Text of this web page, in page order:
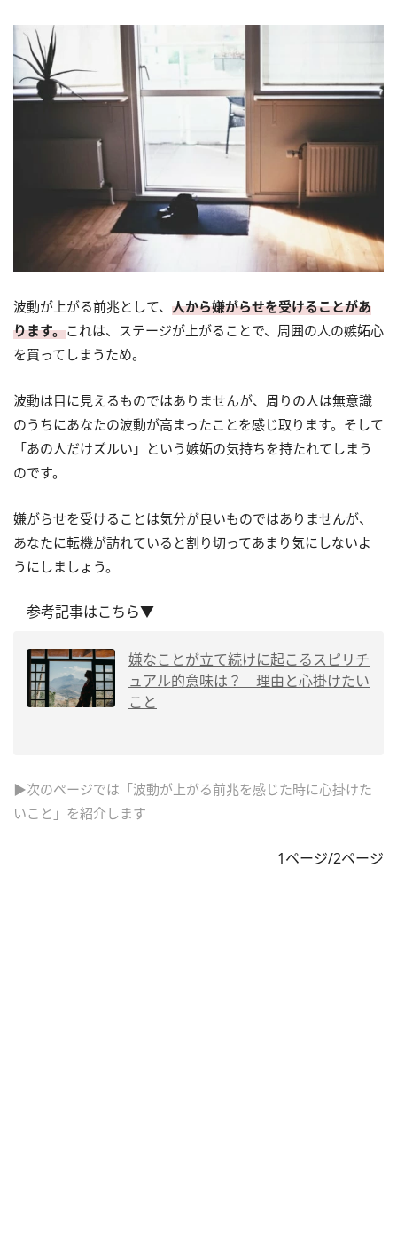
波動が上がる前兆として、 人から嫌がらせを受けることがあ
ります。これは、ステージが上がることで、周囲の人の嫉妬心
を買ってしまうため。
波動は目に見えるものではありませんが、周りの人は無意識
のうちにあなたの波動が高まったことを感じ取ります。そして
「あの人だけズルい」という嫉妬の気持ちを持たれてしまう
のです。
嫌がらせを受けることは気分が良いものではありませんが、
あなたに転機が訪れていると割り切ってあまり気にしないよ
うにしましょう。
参考記事はこちら▼
嫌なことが立て続けに起こるスピリチ
ュアル的意味は？ 理由と心掛けたい
こと
▶次のページでは「波動が上がる前兆を感じた時に心掛けた
いこと」を紹介します
1ページ/2ページ